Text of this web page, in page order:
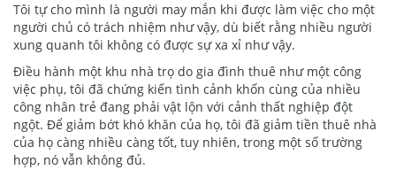
Tôi tự cho mình là người may mắn khi được làm việc cho một
người chủ có trách nhiệm như vậy, dù biết rằng nhiều người
xung quanh tôi không có được sự xa xỉ như vậy.
Điều hành một khu nhà trọ do gia đình thuê như một công
việc phụ, tôi đã chứng kiến tình cảnh khốn cùng của nhiều
công nhân trẻ đang phải vật lộn với cảnh thất nghiệp đột
ngột. Để giảm bớt khó khăn của họ, tôi đã giảm tiền thuê nhà
của họ càng nhiều càng tốt, tuy nhiên, trong một số trường
hợp, nó vẫn không đủ.